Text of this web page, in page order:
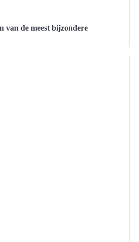
van de meest bijzondere